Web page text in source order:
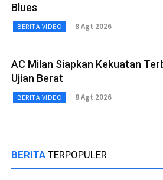
Blues
BERITA VIDEO 8 Agt 2026
AC Milan Siapkan Kekuatan
Ujian Berat
BERITA VIDEO 8 Agt 2026
BERITA TERPOPULER